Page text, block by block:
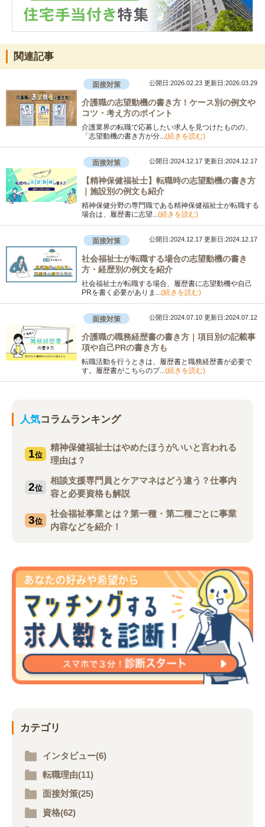
関連記事
面接対策 公開日:2026.02.23 更新日:2026.03.29
介護職の志望動機の書き方！ケース別の例文や
コツ・考え方のポイント
介護業界の転職で応募したい求人を見つけたものの、
「志望動機の書き方が分...(続きを読む)
面接対策 公開日:2024.12.17 更新日:2024.12.17
【精神保健福祉士】転職時の志望動機の書き方
｜施設別の例文も紹介
精神保健分野の専門職である精神保健福祉士が転職する
場合は、履歴書に志望...(続きを読む)
面接対策 公開日:2024.12.17 更新日:2024.12.17
社会福祉士が転職する場合の志望動機の書き
方・経歴別の例文を紹介
社会福祉士が転職する場合、履歴書に志望動機や自己
PRを書く必要がありま...(続きを読む)
面接対策 公開日:2024.07.10 更新日:2024.07.12
介護職の職務経歴書の書き方｜項目別の記載事
項や自己PRの書き方も
転職活動を行うときは、履歴書と職務経歴書が必要で
す。履歴書がこちらのプ...(続きを読む)
人気コラムランキング
1位
精神保健福祉士はやめたほうがいいと言われる
理由は？
2位
相談支援専門員とケアマネはどう違う？仕事内
容と必要資格も解説
3位
社会福祉事業とは？第一種・第二種ごとに事業
内容などを紹介！
カテゴリ
インタビュー(6)
転職理由(11)
面接対策(25)
資格(62)